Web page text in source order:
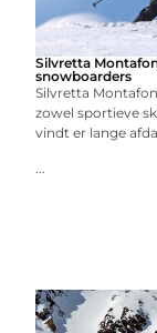
Silvretta
snowboarders
Silvretta
zowel sportieve
vindt er lange
...